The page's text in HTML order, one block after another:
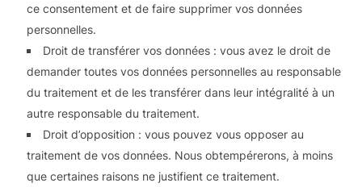
ce consentement et de faire supprimer vos données
personnelles.
Droit de transférer vos données : vous avez le droit de
demander toutes vos données personnelles au responsable
du traitement et de les transférer dans leur intégralité à un
autre responsable du traitement.
Droit d’opposition : vous pouvez vous opposer au
traitement de vos données. Nous obtempérerons, à moins
que certaines raisons ne justifient ce traitement.